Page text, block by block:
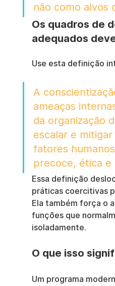
não como alvos
Os quadros de
adequados
Use esta definição
A
ameaças
da organização
escalar e
fatores
precoce, ética e
Essa definição
práticas coercitivas
Ela também força o
funções que
isoladamente.
O que isso
Um programa